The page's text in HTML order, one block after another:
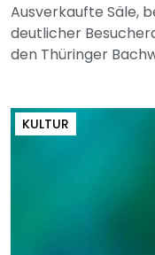
Ausverkaufte Säle,
deutlicher
den Thüringer
KULTUR